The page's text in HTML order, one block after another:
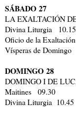
SÁBADO 27
LA EXALTACIÓN
Divina Liturgia 10.15
Oficio de la
Vísperas de
DOMINGO 28
DOMINGO I DE
Maitines 09.30
Divina Liturgia 10.45